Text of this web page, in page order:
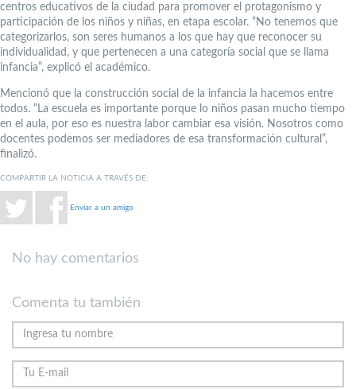
centros educativos de la ciudad para promover el protagonismo y
participación de los niños y niñas, en etapa escolar. “No tenemos que
categorizarlos, son seres humanos a los que hay que reconocer su
individualidad, y que pertenecen a una categoría social que se llama
infancia”, explicó el académico.
Mencionó que la construcción social de la infancia la hacemos entre
todos. “La escuela es importante porque lo niños pasan mucho tiempo
en el aula, por eso es nuestra labor cambiar esa visión. Nosotros como
docentes podemos ser mediadores de esa transformación cultural”,
finalizó.
COMPARTIR LA NOTICIA A TRAVÉS DE:
Enviar a un amigo
No hay comentarios
Comenta tu también